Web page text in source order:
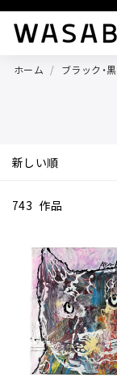
W
S
ホーム / ブラック・黒
新しい順
743 作品